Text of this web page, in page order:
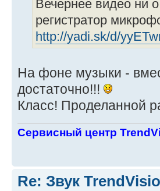
Вечернее видео ни
регистратор
http://yadi.sk/d/
На фоне музыки -
достаточно!!!
Класс! Проделанной
Сервисный центр
Re: Звук